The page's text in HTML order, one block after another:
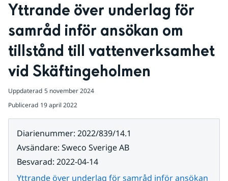
Yttrande över underlag för
samråd inför ansökan om
tillstånd till vattenverksamhet
vid Skäftingeholmen
Uppdaterad 5 november 2024
Publicerad 19 april 2022
Diarienummer: 2022/839/14.1
Avsändare: Sweco Sverige AB
Besvarad: 2022-04-14
Yttrande över underlag för samråd inför ansökan